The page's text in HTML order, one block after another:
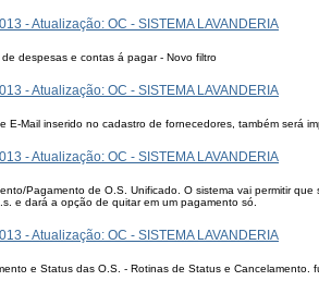
- Atualização: OC - SISTEMA LAVANDERIA
de despesas e contas á pagar - Novo filtro
- Atualização: OC - SISTEMA LAVANDERIA
E-Mail inserido no cadastro de fornecedores, também será
- Atualização: OC - SISTEMA LAVANDERIA
Pagamento de O.S. Unificado. O sistema vai permitir
e dará a opção de quitar em um pagamento só.
- Atualização: OC - SISTEMA LAVANDERIA
e Status das O.S. - Rotinas de Status e Cancelamento.